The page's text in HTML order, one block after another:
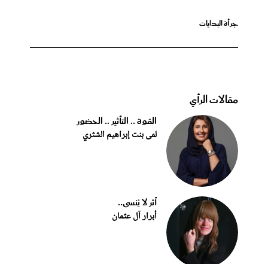
جرأة البدايات
مقالات الرأي
القوة .. التأثير .. الحضور
لمى بنت إبراهيم الشثري
أثر لا يُنسى..
أبرار آل عثمان